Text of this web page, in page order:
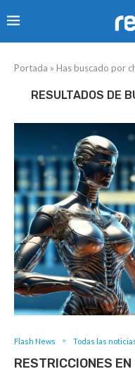
Portada » Has buscado por
RESULTADOS DE
Flash News Todas las
RESTRICCIONES